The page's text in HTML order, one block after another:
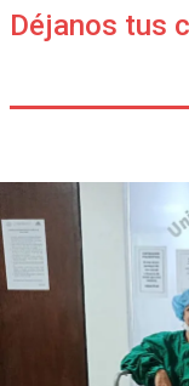
Déjanos tus